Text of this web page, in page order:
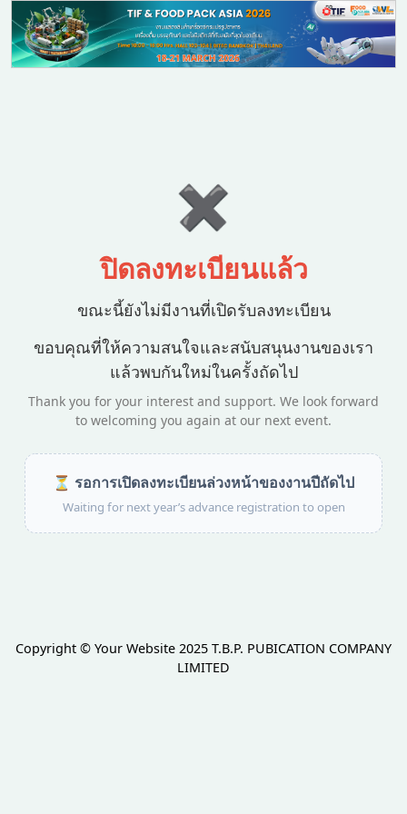
✖
ปิดลงทะเบียนแล้ว
ขณะนี้ยังไม่มีงานที่เปิดรับลงทะเบียน
ขอบคุณที่ให้ความสนใจและสนับสนุนงานของเรา
แล้วพบกันใหม่ในครั้งถัดไป
Thank you for your interest and support. We look forward
to welcoming you again at our next event.
⏳ รอการเปิดลงทะเบียนล่วงหน้าของงานปีถัดไป
Waiting for next year’s advance registration to open
Copyright © Your Website 2025 T.B.P. PUBICATION COMPANY
LIMITED